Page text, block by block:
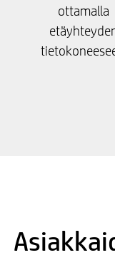
ottamalla